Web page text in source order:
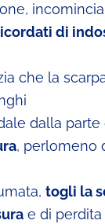
di
che la
dalla
, perlomeno
togli la
e di